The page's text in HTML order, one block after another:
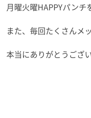
月曜火曜HAPPYパンチ
また、毎回たくさんメ
本当にありがとうござ